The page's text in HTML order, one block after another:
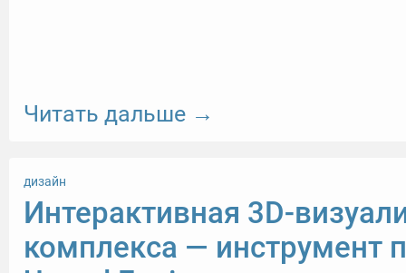
Читать дальше →
дизайн
Интерактивная 3D-
комплекса — инструмент